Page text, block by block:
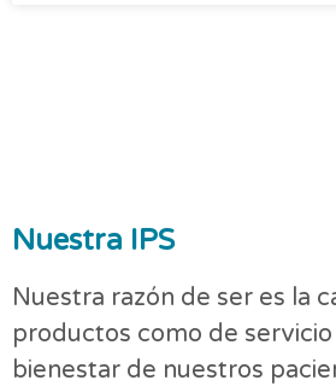
Nuestra IPS
Nuestra razón de ser es la
productos como de servicio
bienestar de nuestros